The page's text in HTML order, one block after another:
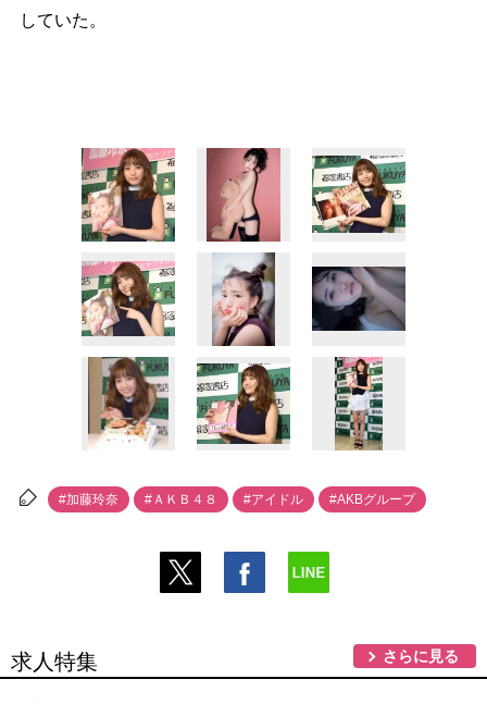
していた。
#加藤玲奈 #ＡＫＢ４８ #アイドル #AKBグループ
求人特集 さらに見る